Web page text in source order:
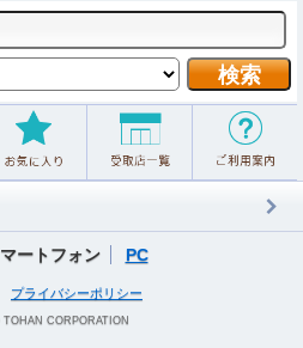
ートフォン PC
プライバシーポリシー
CORPORATION